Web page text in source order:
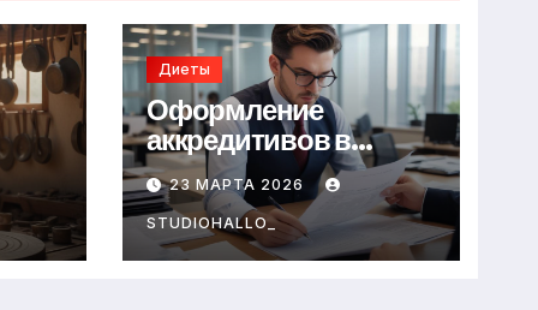
Диеты
Оформление
аккредитивов в
международной
торговле
23 МАРТА 2026
STUDIOHALLO_